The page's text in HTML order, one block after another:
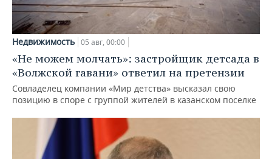
Недвижимость 05 авг, 00:00
«Не можем молчать»: застройщик детсада в
«Волжской гавани» ответил на претензии
Совладелец компании «Мир детства» высказал свою
позицию в споре с группой жителей в казанском поселке